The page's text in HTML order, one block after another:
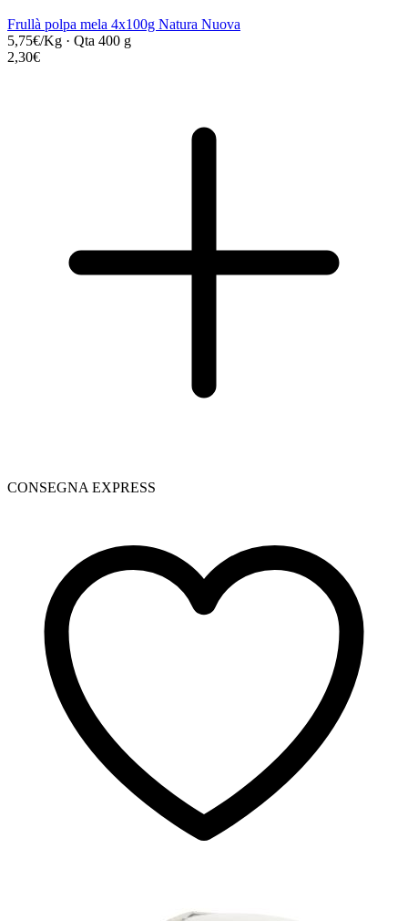
Frullà polpa mela 4x100g Natura Nuova
5,75€/Kg · Qta 400 g
2,30€
CONSEGNA EXPRESS